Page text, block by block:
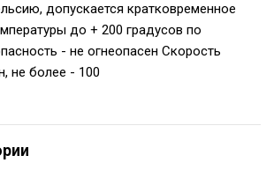
допускается кратковременное
до + 200 градусов по
- не огнеопасен Скорость
не более - 100